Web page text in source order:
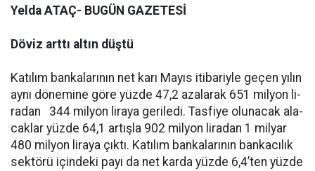
Yelda ATAÇ- BUGÜN GAZETESİ
Dö­viz art­tı al­tın düş­tü
Ka­tı­lım ban­ka­la­rı­nın net ka­rı Ma­yıs iti­ba­riy­le ge­çen yı­lın
ay­nı dö­ne­mi­ne gö­re yüz­de 47,2 aza­la­rak 651 mil­yon li­
ra­dan 344 mil­yon li­ra­ya ge­ri­le­di. Tas­fi­ye olu­na­cak ala­
cak­lar yüz­de 64,1 ar­tış­la 902 mil­yon li­ra­dan 1 mil­yar
480 mil­yon li­ra­ya çık­tı. Ka­tı­lım ban­ka­la­rı­nın ban­ka­cı­lık
sek­tö­rü için­de­ki pa­yı da net kar­da yüz­de 6,4’ten yüz­de